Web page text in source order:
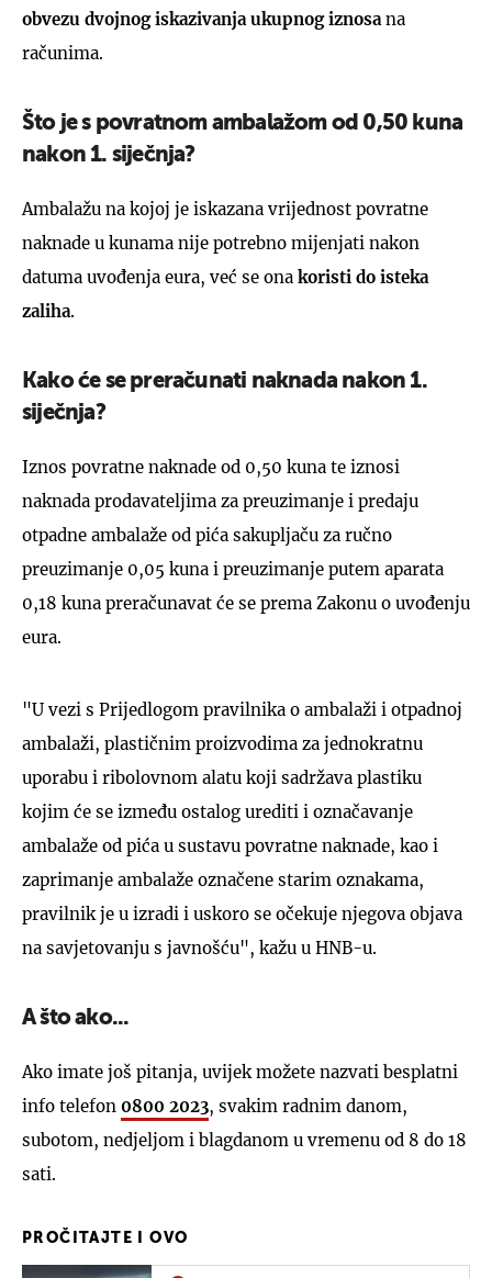
obvezu dvojnog iskazivanja ukupnog iznosa na
računima.
Što je s povratnom ambalažom od 0,50 kuna
nakon 1. siječnja?
Ambalažu na kojoj je iskazana vrijednost povratne
naknade u kunama nije potrebno mijenjati nakon
datuma uvođenja eura, već se ona koristi do isteka
zaliha.
Kako će se preračunati naknada nakon 1.
siječnja?
Iznos povratne naknade od 0,50 kuna te iznosi
naknada prodavateljima za preuzimanje i predaju
otpadne ambalaže od pića sakupljaču za ručno
preuzimanje 0,05 kuna i preuzimanje putem aparata
0,18 kuna preračunavat će se prema Zakonu o uvođenju
eura.
"U vezi s Prijedlogom pravilnika o ambalaži i otpadnoj
ambalaži, plastičnim proizvodima za jednokratnu
uporabu i ribolovnom alatu koji sadržava plastiku
kojim će se između ostalog urediti i označavanje
ambalaže od pića u sustavu povratne naknade, kao i
zaprimanje ambalaže označene starim oznakama,
pravilnik je u izradi i uskoro se očekuje njegova objava
na savjetovanju s javnošću", kažu u HNB-u.
A što ako...
Ako imate još pitanja, uvijek možete nazvati besplatni
info telefon 0800 2023, svakim radnim danom,
subotom, nedjeljom i blagdanom u vremenu od 8 do 18
sati.
PROČITAJTE I OVO